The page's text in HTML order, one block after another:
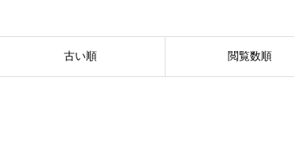
古い順 閲覧数順